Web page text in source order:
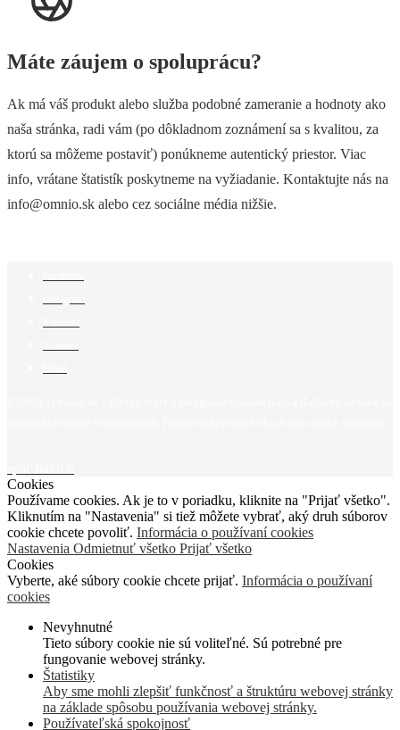
Máte záujem o spoluprácu?
Ak má váš produkt alebo služba podobné zameranie a hodnoty ako
naša stránka, radi vám (po dôkladnom zoznámení sa s kvalitou, za
ktorú sa môžeme postaviť) ponúkneme autentický priestor. Viac
info, vrátane štatistík poskytneme na vyžiadanie. Kontaktujte nás na
info@omnio.sk alebo cez sociálne média nižšie.
Cookies
Používame cookies. Ak je to v poriadku, kliknite na "Prijať všetko".
Kliknutím na "Nastavenia" si tiež môžete vybrať, aký druh súborov
cookie chcete povoliť. Informácia o používaní cookies
Nastavenia Odmietnuť všetko Prijať všetko
Cookies
Vyberte, aké súbory cookie chcete prijať. Informácia o používaní
cookies
Nevyhnutné
Tieto súbory cookie nie sú voliteľné. Sú potrebné pre
fungovanie webovej stránky.
Štatistiky
Aby sme mohli zlepšiť funkčnosť a štruktúru webovej stránky
na základe spôsobu používania webovej stránky.
Používateľská spokojnosť